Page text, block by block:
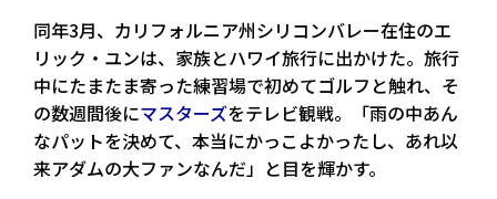
同年3月、カリフォルニア州シリコンバレー在住のエ
リック・ユンは、家族とハワイ旅行に出かけた。旅行
中にたまたま寄った練習場で初めてゴルフと触れ、そ
の数週間後にマスターズをテレビ観戦。「雨の中あん
なパットを決めて、本当にかっこよかったし、あれ以
来アダムの大ファンなんだ」と目を輝かす。